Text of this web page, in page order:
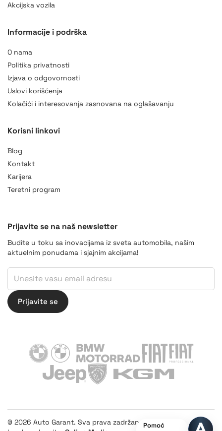
Akcijska vozila
Informacije i podrška
O nama
Politika privatnosti
Izjava o odgovornosti
Uslovi korišćenja
Kolačići i interesovanja zasnovana na oglašavanju
Korisni linkovi
Blog
Kontakt
Karijera
Teretni program
Prijavite se na naš newsletter
Budite u toku sa inovacijama iz sveta automobila, našim
aktuelnim ponudama i sjajnim akcijama!
*
Email
Email
Prijavite se
BMW BMW Motorrad Fiat Fiat
Jeep PeugeotKGM
© 2026 Auto Garant. Sva prava zadržana.Pomoć
AI Asistent